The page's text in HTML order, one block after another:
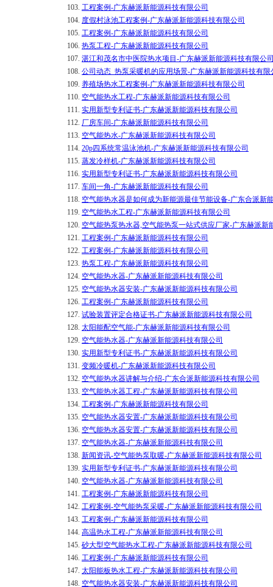
103. 工程案例-广东赫派新能源科技有限公司
104. 度假村泳池工程案例-广东赫派新能源科技有限公司
105. 工程案例-广东赫派新能源科技有限公司
106. 热泵工程-广东赫派新能源科技有限公司
107. 湛江和茂名市中医院热水项目-广东赫派新能源科技有限公
108. 公司动态_热泵采暖机的应用场景-广东赫派新能源科技有限
109. 养殖场热水工程案例-广东赫派新能源科技有限公司
110. 空气能热水工程-广东赫派新能源科技有限公司
111. 实用新型专利证书-广东赫派新能源科技有限公司
112. 厂房车间-广东赫派新能源科技有限公司
113. 空气能热水-广东赫派新能源科技有限公司
114. 20p四系统常温泳池机-广东赫派新能源科技有限公司
115. 蒸发冷样机-广东赫派新能源科技有限公司
116. 实用新型专利证书-广东赫派新能源科技有限公司
117. 车间一角-广东赫派新能源科技有限公司
118. 空气能热水器是如何成为新能源最佳节能设备-广东合派新
119. 空气能热水工程-广东赫派新能源科技有限公司
120. 空气能热泵热水器,空气能热泵一站式供应厂家-广东赫派新
121. 工程案例-广东赫派新能源科技有限公司
122. 工程案例-广东赫派新能源科技有限公司
123. 热泵工程-广东赫派新能源科技有限公司
124. 空气能热水器-广东赫派新能源科技有限公司
125. 空气能热水器安装-广东赫派新能源科技有限公司
126. 工程案例-广东赫派新能源科技有限公司
127. 试验装置评定合格证书-广东赫派新能源科技有限公司
128. 太阳能配空气能-广东赫派新能源科技有限公司
129. 空气能热水器-广东赫派新能源科技有限公司
130. 实用新型专利证书-广东赫派新能源科技有限公司
131. 变频冷暖机-广东赫派新能源科技有限公司
132. 空气能热水器讲解与介绍-广东合派新能源科技有限公司
133. 空气能热水器工程-广东赫派新能源科技有限公司
134. 工程案例-广东赫派新能源科技有限公司
135. 空气能热水器安置-广东赫派新能源科技有限公司
136. 空气能热水器安置-广东赫派新能源科技有限公司
137. 空气能热水器-广东赫派新能源科技有限公司
138. 新闻资讯-空气能热泵取暖-广东赫派新能源科技有限公司
139. 实用新型专利证书-广东赫派新能源科技有限公司
140. 空气能热水器-广东赫派新能源科技有限公司
141. 工程案例-广东赫派新能源科技有限公司
142. 工程案例-空气能热泵采暖-广东赫派新能源科技有限公司
143. 工程案例-广东赫派新能源科技有限公司
144. 高温热水工程-广东赫派新能源科技有限公司
145. 砂大型空气能热水工程-广东赫派新能源科技有限公司
146. 工程案例-广东赫派新能源科技有限公司
147. 太阳能板热水工程-广东赫派新能源科技有限公司
148. 空气能热水器安装-广东赫派新能源科技有限公司